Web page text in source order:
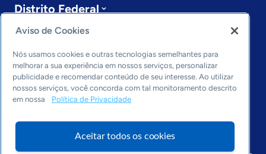
Distrito Federal
Últimas notícias
Entre em contato
Editorias
Economia & Política
Inovação & Tecnologia
Arquivo
Aviso de Cookies
Nós usamos cookies e outras tecnologias semelhantes para
melhorar a sua experiência em nossos serviços, personalizar
publicidade e recomendar conteúdo de seu interesse. Ao utilizar
nossos serviços, você concorda com tal monitoramento descrito
em nossa
Política de Privacidade
Aceitar todos os cookies